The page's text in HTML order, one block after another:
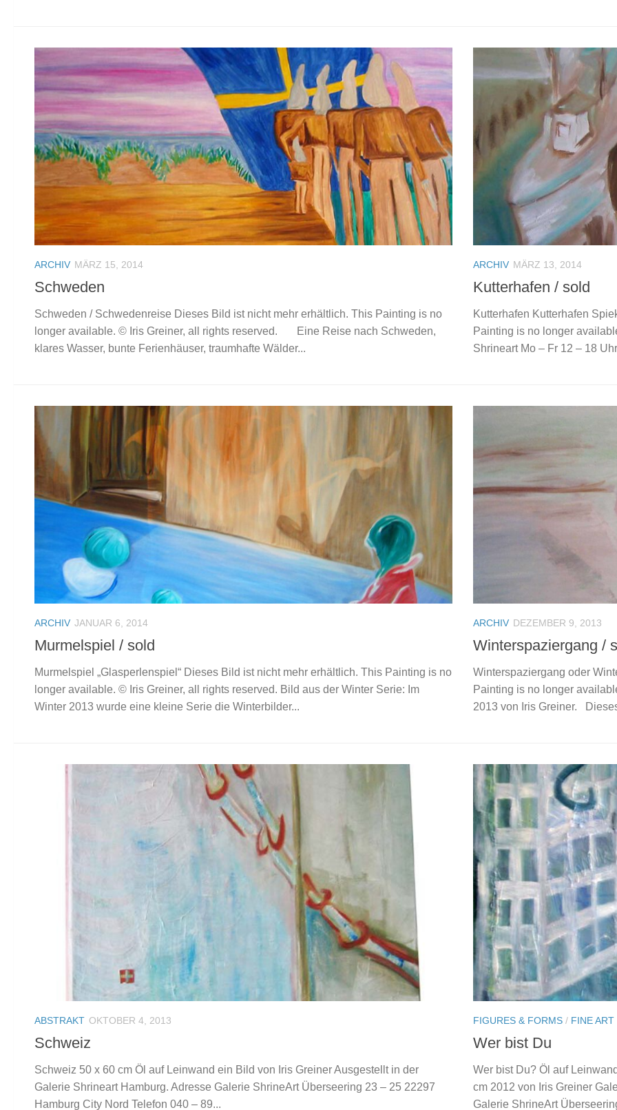
ARCHIV MÄRZ 15, 2014
Schweden
Schweden / Schwedenreise Dieses Bild ist nicht mehr erhältlich. This Painting is no
longer available. © Iris Greiner, all rights reserved. Eine Reise nach Schweden,
klares Wasser, bunte Ferienhäuser, traumhafte Wälder...
ARCHIV MÄRZ 13, 2014
Kutterhafen / sold
Kutterhafen Kutterhafen
Painting is no longer
Shrineart Mo – Fr 12 – 18
ARCHIV JANUAR 6, 2014
Murmelspiel / sold
Murmelspiel „Glasperlenspiel“ Dieses Bild ist nicht mehr erhältlich. This Painting is no
longer available. © Iris Greiner, all rights reserved. Bild aus der Winter Serie: Im
Winter 2013 wurde eine kleine Serie die Winterbilder...
ARCHIV DEZEMBER 9, 2013
Winterspaziergang /
Winterspaziergang oder
Painting is no longer
2013 von Iris Greiner.
ABSTRAKT OKTOBER 4, 2013
Schweiz
Schweiz 50 x 60 cm Öl auf Leinwand ein Bild von Iris Greiner Ausgestellt in der
Galerie Shrineart Hamburg. Adresse Galerie ShrineArt Überseering 23 – 25 22297
Hamburg City Nord Telefon 040 – 89...
FIGURES & FORMS / FINE ART
Wer bist Du
Wer bist Du? Öl auf
cm 2012 von Iris Greiner
Galerie ShrineArt